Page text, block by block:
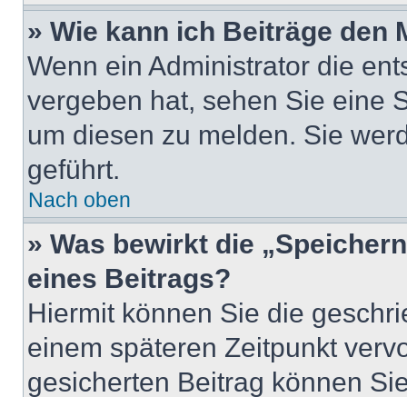
» Wie kann ich Beiträge den
Wenn ein Administrator die
vergeben hat, sehen Sie eine
um diesen zu melden. Sie
geführt.
Nach oben
» Was bewirkt die
eines Beitrags?
Hiermit können Sie die
einem späteren Zeitpunkt
gesicherten Beitrag können